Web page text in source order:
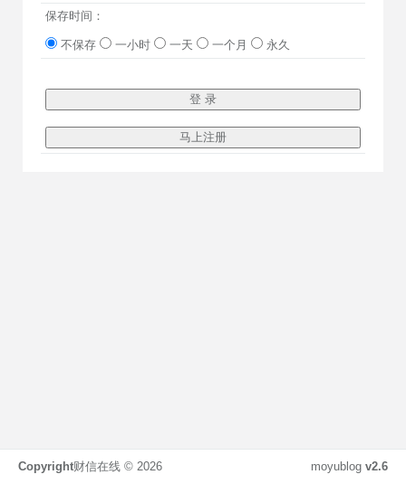
保存时间：
不保存 一小时 一天 一个月 永久
moyublog v2.6
Copyright财信在线 © 2026